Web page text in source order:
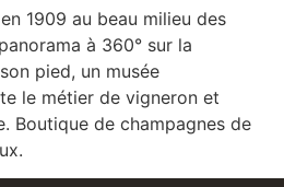
1909 au beau milieu des
à 360° sur la
pied, un musée
le métier de vigneron et
Boutique de champagnes de